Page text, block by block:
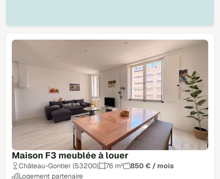
Maison F3 meublée à louer
Château-Gontier (53200) 76 m²
850 € / mois
Logement partenaire